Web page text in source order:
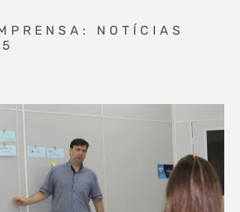
NOTÍCIAS